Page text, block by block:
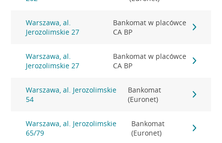
Warszawa, al.
Jerozolimskie 27
Bankomat w placówce
CA BP
Warszawa, al.
Jerozolimskie 27
Bankomat w placówce
CA BP
Warszawa, al. Jerozolimskie
54
Bankomat
(Euronet)
Warszawa, al. Jerozolimskie
65/79
Bankomat
(Euronet)